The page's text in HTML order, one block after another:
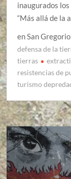
inaugurados
“Más allá de la
en San
defensa de la
tierras
resistencias de
turismo